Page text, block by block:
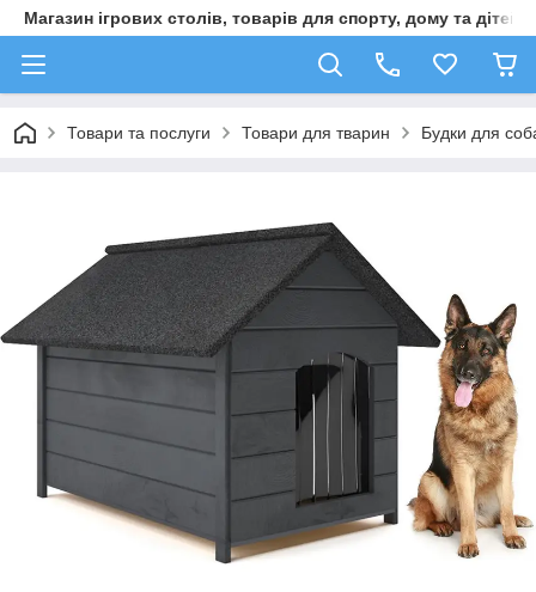
Магазин ігрових столів, товарів для спорту, дому та дітей
Товари та послуги Товари для тварин Будки для